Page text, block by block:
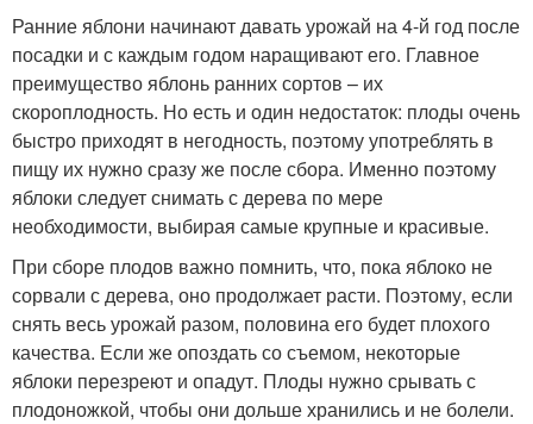
Ранние яблони начинают давать урожай на 4-й год после
посадки и с каждым годом наращивают его. Главное
преимущество яблонь ранних сортов – их
скороплодность. Но есть и один недостаток: плоды очень
быстро приходят в негодность, поэтому употреблять в
пищу их нужно сразу же после сбора. Именно поэтому
яблоки следует снимать с дерева по мере
необходимости, выбирая самые крупные и красивые.
При сборе плодов важно помнить, что, пока яблоко не
сорвали с дерева, оно продолжает расти. Поэтому, если
снять весь урожай разом, половина его будет плохого
качества. Если же опоздать со съемом, некоторые
яблоки перезреют и опадут. Плоды нужно срывать с
плодоножкой, чтобы они дольше хранились и не болели.